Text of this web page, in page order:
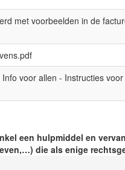
met voorbeelden in de
voor allen - Instructies
een hulpmiddel en
die als enige